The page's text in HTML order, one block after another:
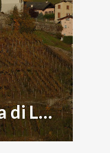
Santuario Santa casa di Loreto